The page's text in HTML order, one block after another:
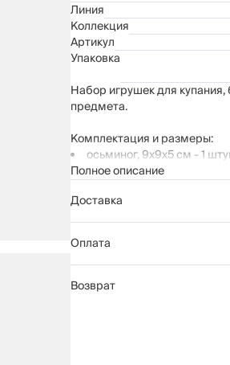
Линия
Коллекция
Артикул
Упаковка
Набор игрушек для купания,
предмета.
Комплектация и размеры:
осьминог, 9х9х5 см - 1
краб, 9х5х4 см - 1 штука
морская звезда, 8х3х7 см -
Материал: ПВХ
Игрушка-брызгалка,
процедуры и сделать их
Полное описание
Доставка
Оплата
Возврат